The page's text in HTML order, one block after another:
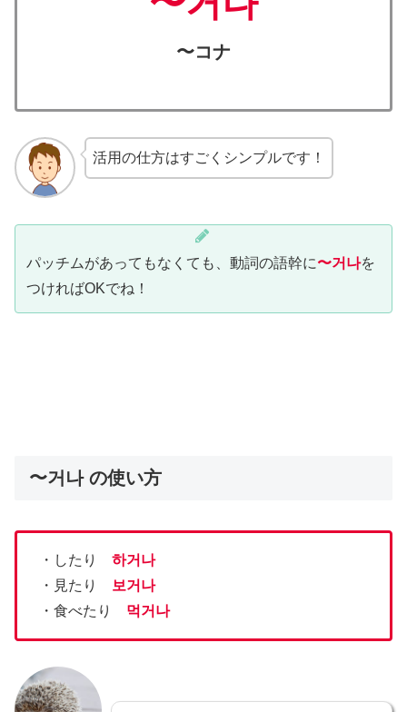
〜コナ
活用の仕方はすごくシンプルです！
パッチムがあってもなくても、動詞の語幹に〜거나を
つければOKでね！
〜거나 の使い方
・したり 하거나
・見たり 보거나
・食べたり 먹거나